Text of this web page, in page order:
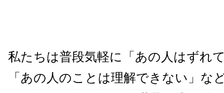
私たちは普段気軽に「あの人はずれ
「あの人のことは理解できない」な